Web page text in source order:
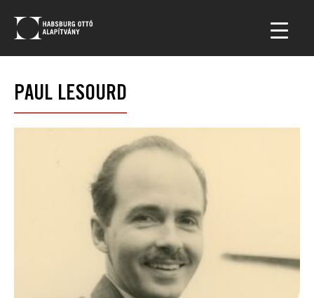
PAUL LESOURD